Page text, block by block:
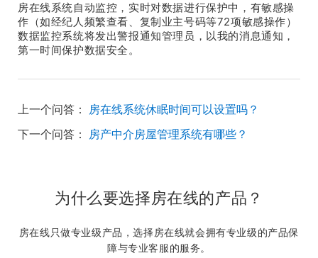
房在线系统自动监控，实时对数据进行保护中，有敏感操
作（如经纪人频繁查看、复制业主号码等72项敏感操作）
数据监控系统将发出警报通知管理员，以我的消息通知，
第一时间保护数据安全。
上一个问答： 房在线系统休眠时间可以设置吗？
下一个问答： 房产中介房屋管理系统有哪些？
为什么要选择房在线的产品？
房在线只做专业级产品，选择房在线就会拥有专业级的产品保
障与专业客服的服务。